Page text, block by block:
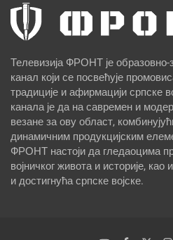
Телевизија ФРОНТ је образовно-
канал који се посвећује
традиције и афирмацији српске
канала је да на савремен и
везане за ову област,
динамичним продукцијским
ФРОНТ настоји да гледаоцима
војничког живота и историје,
и достигнућа српске војске.